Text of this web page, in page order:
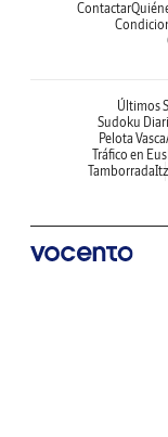
Contactar
Últimos
Sudoku
Pelota Vasca
Tráfico en
Tamborrada